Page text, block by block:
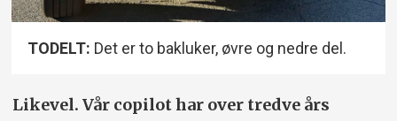
TODELT: Det er to bakluker, øvre og nedre del.
Likevel. Vår copilot har over tredve års